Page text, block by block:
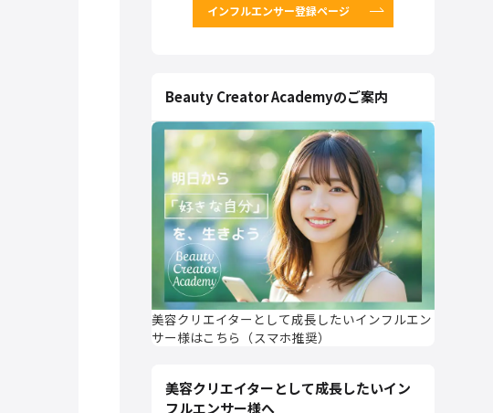
インフルエンサー登録ページ
Beauty Creator Academyのご案内
美容クリエイターとして成長したいインフルエン
サー様はこちら（スマホ推奨）
美容クリエイターとして成長したいイン
フルエンサー様へ